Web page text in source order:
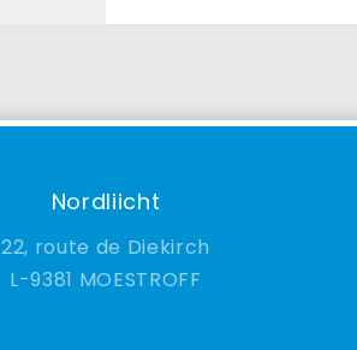
Nordliicht
22, route de Diekirch
9381 MOESTROFF